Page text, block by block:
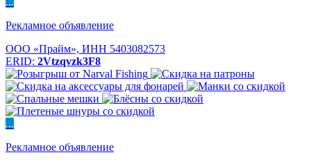
Рекламное объявление
ООО «Прайм», ИНН 5403082573
ERID: 2Vtzqvzk3F8
...
Рекламное объявление